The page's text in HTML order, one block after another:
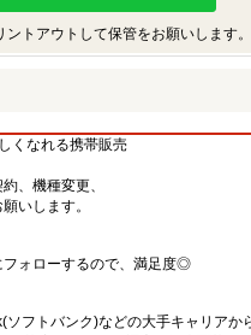
トアウトして保管をお願いします。
くなれる携帯販売
、機種変更、
いします。
フォローするので、満足度◎
フトバンク)などの大手キャリアか